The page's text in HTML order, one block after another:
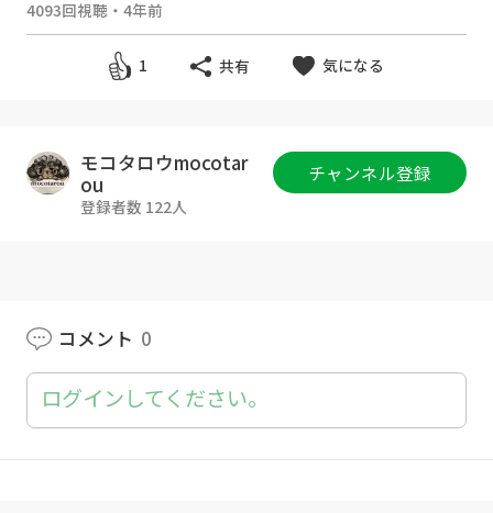
https://youtu.be/iOv0gTE3qzg
-----------------------------------------
[使用した毛糸]
DAISO：ミックスケーク
[使用したかぎ針]
10号（6㎜）
4093回視聴 ・ 4年前
1 共有 気になる
モコタロウmocotar
ou
登録者数 122人
チャンネル登録
コメント 0
ログインしてください。